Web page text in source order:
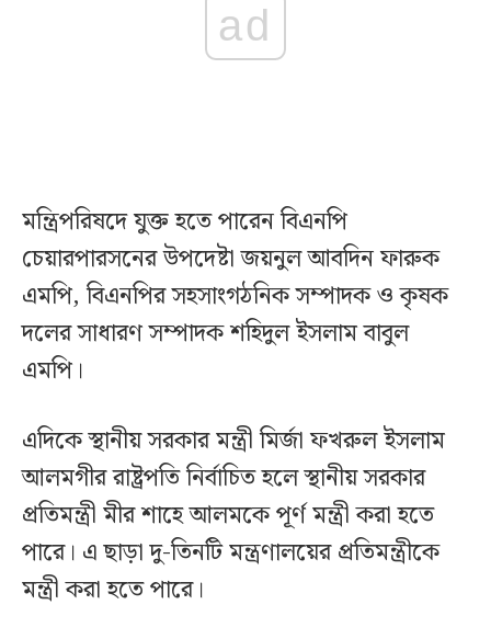
ad
মন্ত্রিপরিষদে যুক্ত হতে পারেন বিএনপি
চেয়ারপারসনের উপদেষ্টা জয়নুল আবদিন ফারুক
এমপি, বিএনপির সহসাংগঠনিক সম্পাদক ও কৃষক
দলের সাধারণ সম্পাদক শহিদুল ইসলাম বাবুল
এমপি।
এদিকে স্থানীয় সরকার মন্ত্রী মির্জা ফখরুল ইসলাম
আলমগীর রাষ্ট্রপতি নির্বাচিত হলে স্থানীয় সরকার
প্রতিমন্ত্রী মীর শাহে আলমকে পূর্ণ মন্ত্রী করা হতে
পারে। এ ছাড়া দু-তিনটি মন্ত্রণালয়ের প্রতিমন্ত্রীকে
মন্ত্রী করা হতে পারে।